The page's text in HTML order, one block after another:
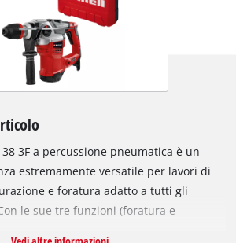
3F a percussione pneumatica è un
estremamente versatile per lavori di
e foratura adatto a tutti gli
le sue tre funzioni (foratura e